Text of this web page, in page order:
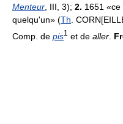
Menteur, III, 3); 2. 1651
quelqu'un» (Th.
Comp. de pis1 et de aller